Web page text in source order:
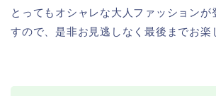
とってもオシャレな大人ファッションが
すので、是非お見逃しなく最後までお楽